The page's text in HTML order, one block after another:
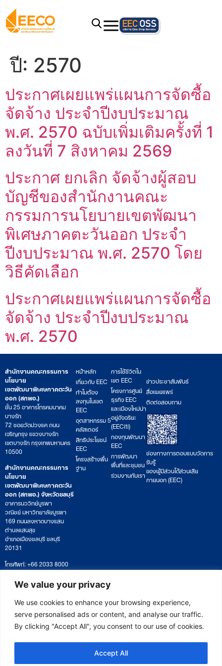
We value your privacy
We use cookies to enhance your browsing experience,
serve personalised ads or content, and analyse our traffic.
By clicking "Accept All", you consent to our use of cookies.
Accept All
ปี: 2570
ประกาศเผยแพร่แผนการจัดซื้อ
จัดจ้าง ประจำปีงบประมาณ
พ.ศ. 2570 ฉบับเพิ่มเติมครั้งที่ 1
ลงวันที่ 7 สิงหาคม 2569
ประกาศ ยกเลิก จัดจ้างผู้สอบ
บัญชีของสํานักงานคณะ
กรรมการนโยบายเขตพัฒนา
พิเศษภาคตะวันออก ประจํา
ปีงบประมาณ พ.ศ. 2570 โดย
วิธีคัดเลือก
ประกาศเผยแพร่แผนการจัดซื้อ
จัดจ้าง ประจำปีงบประมาณ
พ.ศ. 2570
สำนักงานคณะกรรมการ
นโยบาย
เขตพัฒนาพิเศษภาคตะวัน
ออก (สกพอ.)
ชั้น 25 อาคารโทรคมนาคม
บางรัก
72 ซอยวัดม่วงแค ถนน
เจริญกรุง แขวงบางรัก
เขตบางรัก กรุงเทพมหานคร
10500
สำนักงานคณะกรรมการ
นโยบาย
เขตพัฒนาพิเศษภาคตะวัน
ออก (สกพอ.) จังหวัดชลบุรี
อาคารนววิทย์บูรพา
วณิชย์ มหาวิทยาลัยบูรพา
169 ถนนลงหาดบางแสน
ตำบลแสนสุข
อำเภอเมืองชลบุรี ชลบุรี
20131
โทรศัพท์: +66 2033 8000
เวลาทำการ: จันทร์ – ศุกร์
09:00 – 17:00 น.
ติดตามหนังสือหรือยื่นเอกสาร
saraban@eeco.or.th
หน้าหลัก
เกี่ยวกับ EEC
ทำไมต้อง
ลงทุนในเขต
EEC
อุตสาหกรรม 5
คลัสเตอร์
สิทธิประโยชน์
EEC
โครงสร้างพื้น
ฐาน
การใช้ชีวิตใน
เขต EEC
โครงการศูนย์
ธุรกิจ EEC
และเมืองใหม่น่า
อยู่อัจฉริยะ
(EECiti)
กองทุนพัฒนา
EEC
การพัฒนา
พื้นที่และชุมชน
ร่วมงานกับเรา
ข่าวประชาสัมพันธ์
สื่อเผยแพร่
ติดต่อสอบถาม
ช่องทางการตอบแบบวัดการ
รับรู้
ของผู้มีส่วนได้ส่วนเสีย
ภายนอก (EEC)
Copyright © 2025 Eastern Economic Corridor Office (EECO)